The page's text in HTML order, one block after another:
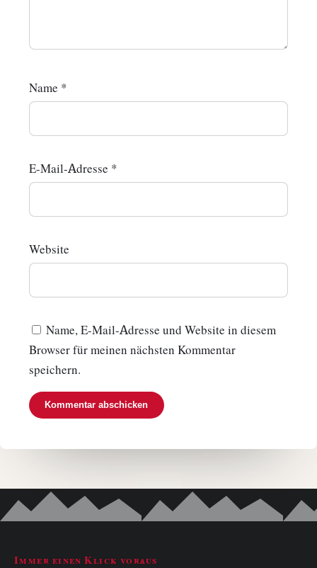
Name *
E-Mail-Adresse *
Website
Name, E-Mail-Adresse und Website in diesem
Browser für meinen nächsten Kommentar
speichern.
Immer einen Klick voraus